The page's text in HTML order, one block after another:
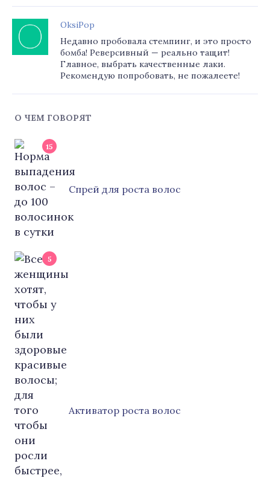
OksiPop
Недавно пробовала стемпинг, и это просто
бомба! Реверсивный — реально тащит!
Главное, выбрать качественные лаки.
Рекомендую попробовать, не пожалеете!
О ЧЕМ ГОВОРЯТ
15
Cпрей для роста волос
5
Активатор роста волос